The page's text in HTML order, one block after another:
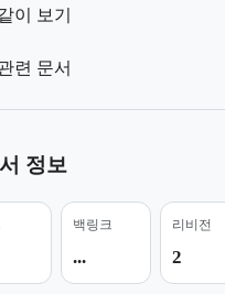
이 보기
련 문서
정보
백링크
...
리비전
2